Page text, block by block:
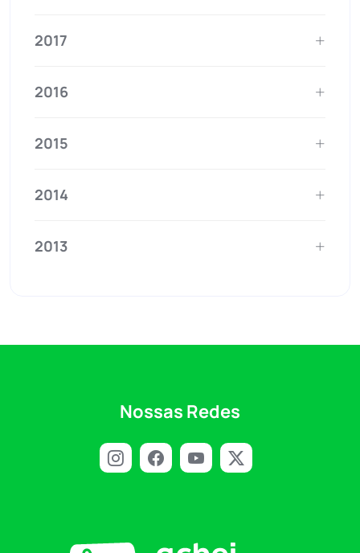
2017
2016
2015
2014
2013
Nossas Redes